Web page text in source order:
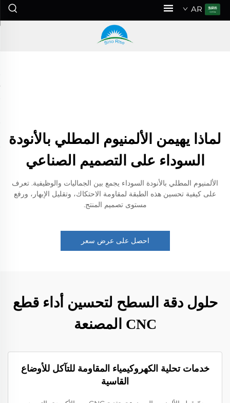
AR
لماذا يهيمن الألمنيوم المطلي بالأنودة
السوداء على التصميم الصناعي
الألمنيوم المطلي بالأنودة السوداء يجمع بين الجماليات والوظيفية. تعرف
على كيفية تحسين هذه الطبقة لمقاومة الاحتكاك، وتقليل الإبهار، ورفع
مستوى تصميم المنتج.
احصل على عرض سعر
حلول دقة السطح لتحسين أداء قطع
CNC المصنعة
خدمات تحلية الكهروكيمياء المقاومة للتآكل للأوضاع
القاسية